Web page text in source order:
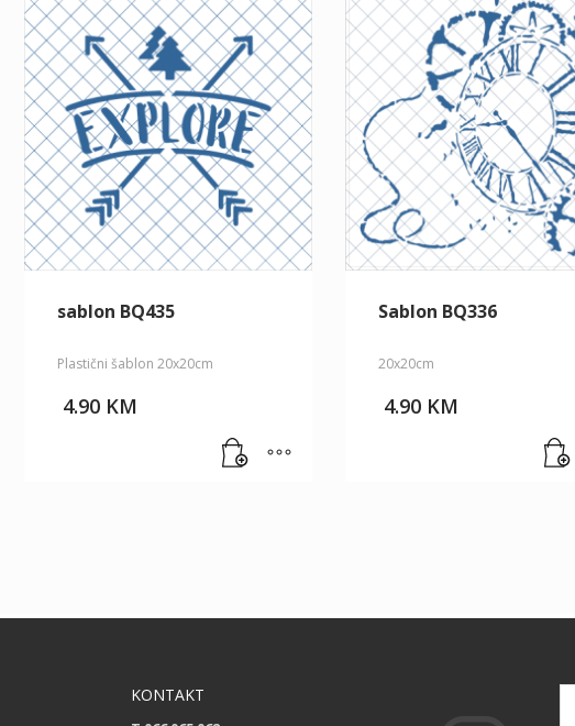
sablon BQ435
Plastični šablon 20x20cm
4.90 KM
Sablon BQ336
20x20cm
4.90 KM
KONTAKT